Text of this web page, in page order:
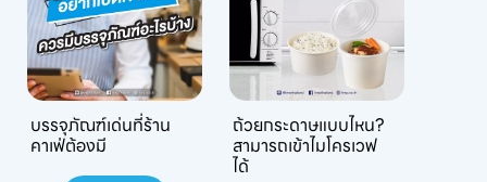
บรรจุภัณฑ์เด่นที่ร้าน
คาเฟ่ต้องมี
ถ้วยกระดาษแบบไหน?
สามารถเข้าไมโครเวฟ
ได้